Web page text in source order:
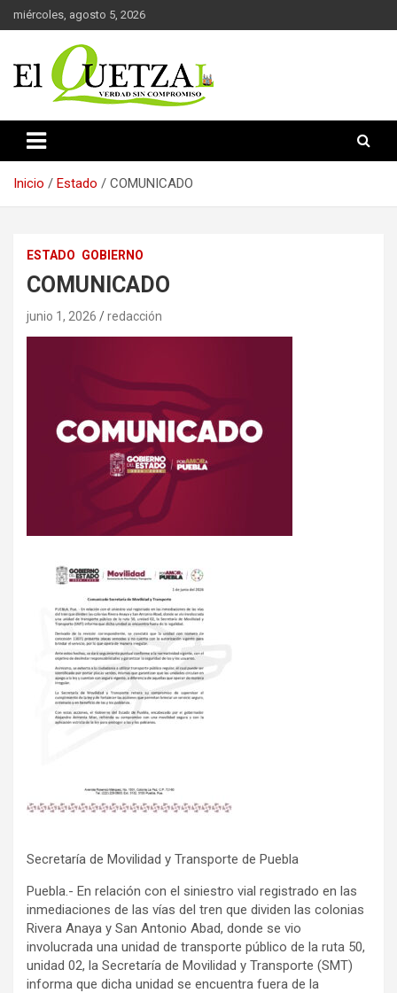
Saltar
al
miércoles, agosto 5, 2026
El Quetzal de Cholula
Inicio Estado COMUNICADO
ESTADO GOBIERNO
COMUNICADO
junio 1, 2026 redacción
Secretaría de Movilidad y Transporte de Puebla
Puebla.- En relación con el siniestro vial registrado en las
inmediaciones de las vías del tren que dividen las colonias
Rivera Anaya y San Antonio Abad, donde se vio
involucrada una unidad de transporte público de la ruta 50,
unidad 02, la Secretaría de Movilidad y Transporte (SMT)
informa que dicha unidad se encuentra fuera de la